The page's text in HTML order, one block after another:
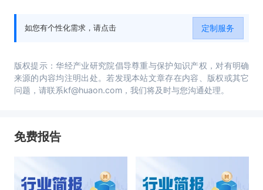
如您有个性化需求，请点击 定制服务
版权提示：华经产业研究院倡导尊重与保护知识产权，对有明确
来源的内容均注明出处。若发现本站文章存在内容、版权或其它
问题，请联系kf@huaon.com，我们将及时与您沟通处理。
免费报告